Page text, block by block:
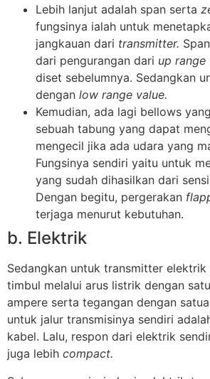
Lebih lanjut adalah span serta
fungsinya ialah untuk
jangkauan dari transmitter.
dari pengurangan dari up range
diset sebelumnya. Sedangkan
dengan low range value.
Kemudian, ada lagi bellows
sebuah tabung yang dapat
mengecil jika ada udara yang
Fungsinya sendiri yaitu untuk
yang sudah dihasilkan dari
Dengan begitu, pergerakan
terjaga menurut kebutuhan.
b. Elektrik
Sedangkan untuk transmitter elektrik
timbul melalui arus listrik dengan
ampere serta tegangan dengan
untuk jalur transmisinya sendiri
kabel. Lalu, respon dari elektrik
juga lebih compact.